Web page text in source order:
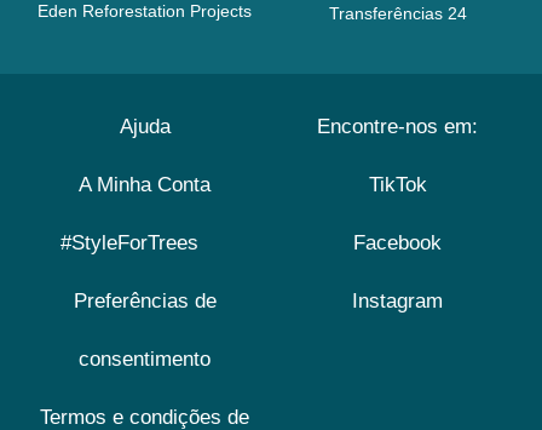
Eden Reforestation Projects
Transferências 24
Ajuda
A Minha Conta
#StyleForTrees
Preferências de
consentimento
Termos e condições de
Encontre-nos em:
TikTok
Facebook
Instagram